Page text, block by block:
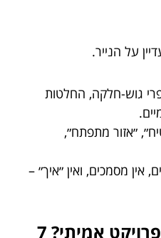
על הנייר.
גוש-חלקה, החלטות
״אזור מתפתח״,
אין מסמכים, ואין ״איך״ –
אוקיי, אבל האם זה פרויקט אמיתי? 7